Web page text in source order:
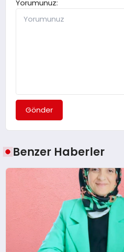
Yorumunuz:
Gönder
Benzer Haberler